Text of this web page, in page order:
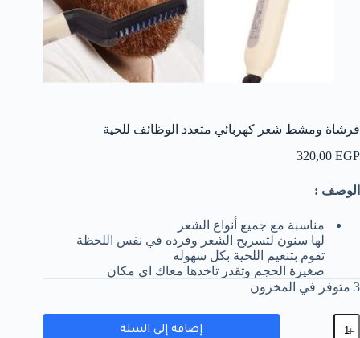
فرشاة ومشط شعر كهربائي متعدد الوظائف للحية
320,00 EGP
الوصف :
مناسبة مع جميع أنواع الشعر
لها سنون لتسريح الشعر وفرده في نفس اللحظة
تقوم بتنعيم اللحية بكل سهوله
صغيرة الحجم وتقدر تاخدها معاك اي مكان
3 متوفر في المخزون
كمية
فرشاة
إضافة إلى السلة